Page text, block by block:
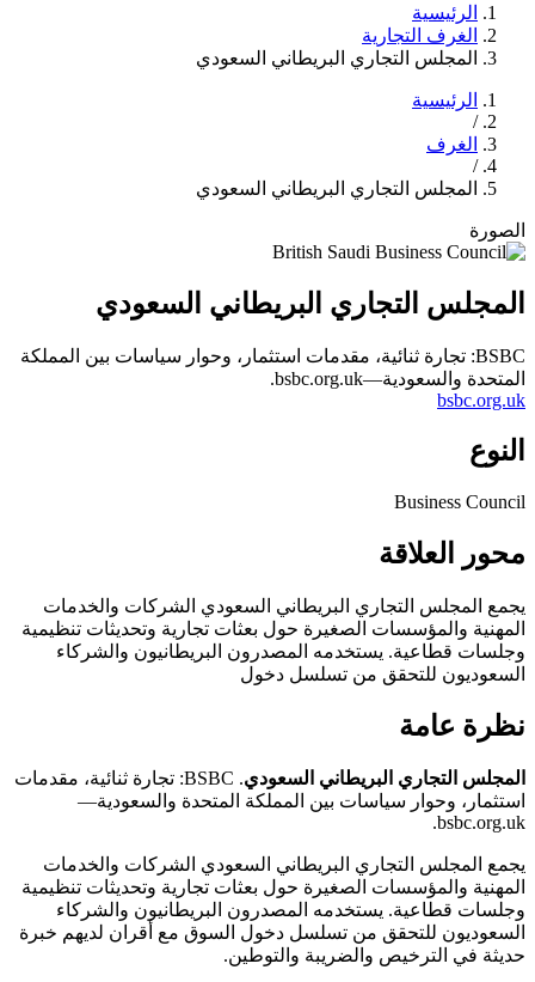
الرئيسية
الغرف التجارية
المجلس التجاري البريطاني السعودي
الرئيسية
/
الغرف
/
المجلس التجاري البريطاني السعودي
الصورة
المجلس التجاري البريطاني السعودي
BSBC: تجارة ثنائية، مقدمات استثمار، وحوار سياسات بين المملكة
المتحدة والسعودية—bsbc.org.uk.
bsbc.org.uk
النوع
Business Council
محور العلاقة
يجمع المجلس التجاري البريطاني السعودي الشركات والخدمات
المهنية والمؤسسات الصغيرة حول بعثات تجارية وتحديثات تنظيمية
وجلسات قطاعية. يستخدمه المصدرون البريطانيون والشركاء
السعوديون للتحقق من تسلسل دخول
نظرة عامة
المجلس التجاري البريطاني السعودي
. BSBC: تجارة ثنائية، مقدمات
استثمار، وحوار سياسات بين المملكة المتحدة والسعودية—
bsbc.org.uk.
يجمع المجلس التجاري البريطاني السعودي الشركات والخدمات
المهنية والمؤسسات الصغيرة حول بعثات تجارية وتحديثات تنظيمية
وجلسات قطاعية. يستخدمه المصدرون البريطانيون والشركاء
السعوديون للتحقق من تسلسل دخول السوق مع أقران لديهم خبرة
حديثة في الترخيص والضريبة والتوطين.